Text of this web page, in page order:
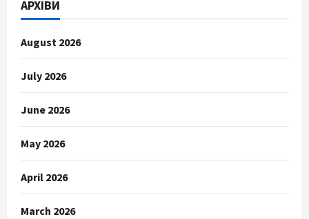
АРХІВИ
August 2026
July 2026
June 2026
May 2026
April 2026
March 2026